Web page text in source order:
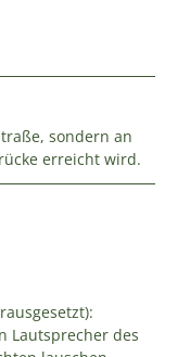
sondern an
erreicht wird.
Lautsprecher des